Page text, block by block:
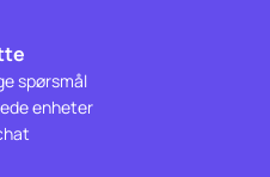
spørsmål
enheter